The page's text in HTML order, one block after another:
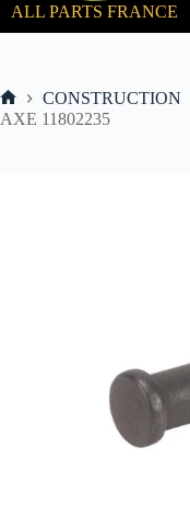
ALL PARTS FRANCE
Accueil
CONSTRUCTION
AXE 11802235